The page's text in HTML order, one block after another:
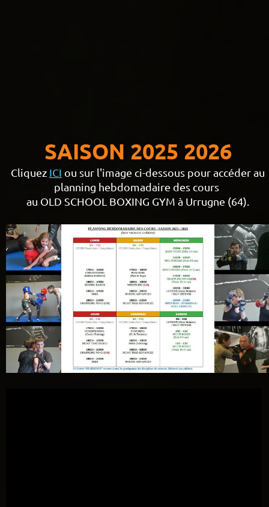
SAISON 2025 2026
Cliquez ICI ou sur l'image ci-dessous pour accéder au
planning hebdomadaire des cours
au OLD SCHOOL BOXING GYM à Urrugne (64).